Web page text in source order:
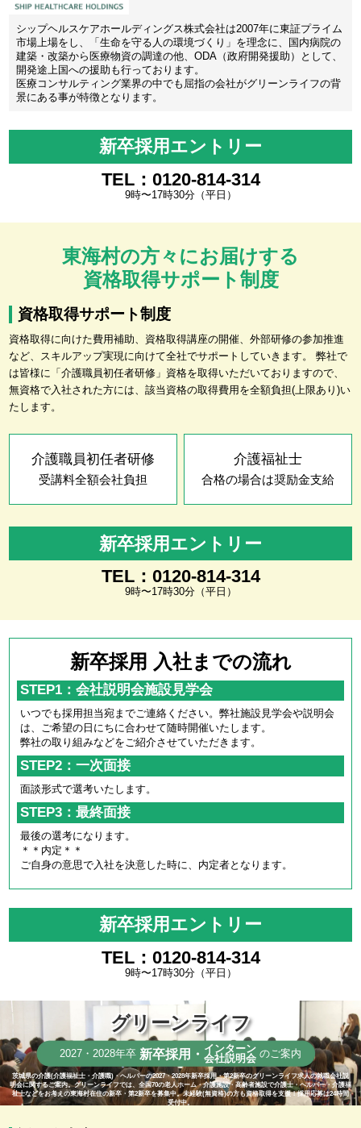
シップヘルスケアホールディングス株式会社は2007年に東証プライム
市場上場をし、「生命を守る人の環境づくり」を理念に、国内病院の
建築・改築から医療物資の調達の他、ODA（政府開発援助）として、
開発途上国への援助も行っております。
医療コンサルティング業界の中でも屈指の会社がグリーンライフの背
景にある事が特徴となります。
新卒採用エントリー
TEL：0120-814-314
9時〜17時30分（平日）
東海村の方々にお届けする
資格取得サポート制度
資格取得サポート制度
資格取得に向けた費用補助、資格取得講座の開催、外部研修の参加推進
など、スキルアップ実現に向けて全社でサポートしていきます。 弊社で
は皆様に「介護職員初任者研修」資格を取得いただいておりますので、
無資格で入社された方には、該当資格の取得費用を全額負担(上限あり)い
たします。
介護職員初任者研修
受講料全額会社負担
介護福祉士
合格の場合は奨励金支給
新卒採用エントリー
TEL：0120-814-314
9時〜17時30分（平日）
新卒採用 入社までの流れ
STEP1：会社説明会施設見学会
いつでも採用担当宛までご連絡ください。弊社施設見学会や説明会
は、ご希望の日にちに合わせて随時開催いたします。
弊社の取り組みなどをご紹介させていただきます。
STEP2：一次面接
面談形式で選考いたします。
STEP3：最終面接
最後の選考になります。
＊＊内定＊＊
ご自身の意思で入社を決意した時に、内定者となります。
新卒採用エントリー
TEL：0120-814-314
9時〜17時30分（平日）
グリーンライフ
2027・2028年卒 新卒採用・ インターン
会社説明会 のご案内
茨城県の介護(介護福祉士・介護職)・ヘルパーの2027・2028年新卒採用・第2新卒のグリーンライフ求人の就職会社説
明会に関するご案内。グリーンライフでは、全国70の老人ホーム・介護施設・高齢者施設で介護士・ヘルパー・介護福
祉士などをお考えの東海村在住の新卒・第2新卒を募集中。未経験(無資格)の方も資格取得を支援！採用応募は24時間
受付中。